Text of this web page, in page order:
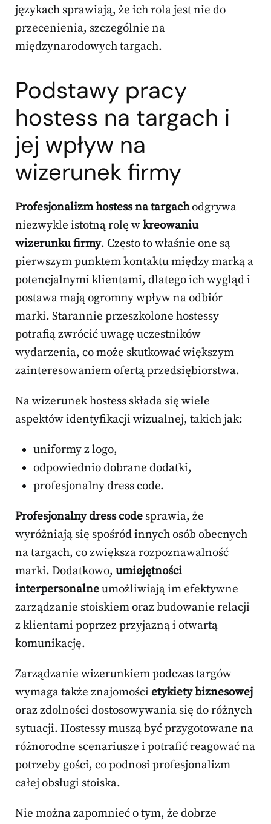
językach sprawiają, że ich rola jest nie do
przecenienia, szczególnie na
międzynarodowych targach.
Podstawy pracy
hostess na targach i
jej wpływ na
wizerunek firmy
Profesjonalizm hostess na targachodgrywa
niezwykle istotną rolę wkreowaniu
wizerunku firmy. Często to właśnie one są
pierwszym punktem kontaktu między marką a
potencjalnymi klientami, dlatego ich wygląd i
postawa mają ogromny wpływ na odbiór
marki. Starannie przeszkolone hostessy
potrafią zwrócić uwagę uczestników
wydarzenia, co może skutkować większym
zainteresowaniem ofertą przedsiębiorstwa.
Na wizerunek hostess składa się wiele
aspektów identyfikacji wizualnej, takich jak:
uniformy z logo,
odpowiednio dobrane dodatki,
profesjonalny dress code.
Profesjonalny dress code sprawia, że
wyróżniają się spośród innych osób obecnych
na targach, co zwiększa rozpoznawalność
marki. Dodatkowo, umiejętności
interpersonalneumożliwiają im efektywne
zarządzanie stoiskiem oraz budowanie relacji
z klientami poprzez przyjazną i otwartą
komunikację.
Zarządzanie wizerunkiem podczas targów
wymaga także znajomości etykiety biznesowej
oraz zdolności dostosowywania się do różnych
sytuacji. Hostessy muszą być przygotowane na
różnorodne scenariusze i potrafić reagować na
potrzeby gości, co podnosi profesjonalizm
całej obsługi stoiska.
Nie można zapomnieć o tym, że dobrze